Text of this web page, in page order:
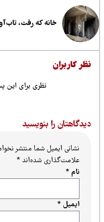
خانه که رفت، تاب‌آوری
کاربران
نظری برای این
را بنویسید
نشانی ایمیل شما منتشر نخواهد
علامت‌گذاری شده‌اند*
ایمیل*